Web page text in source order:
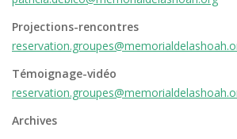
Projections-rencontres
Témoignage-vidéo
Archives